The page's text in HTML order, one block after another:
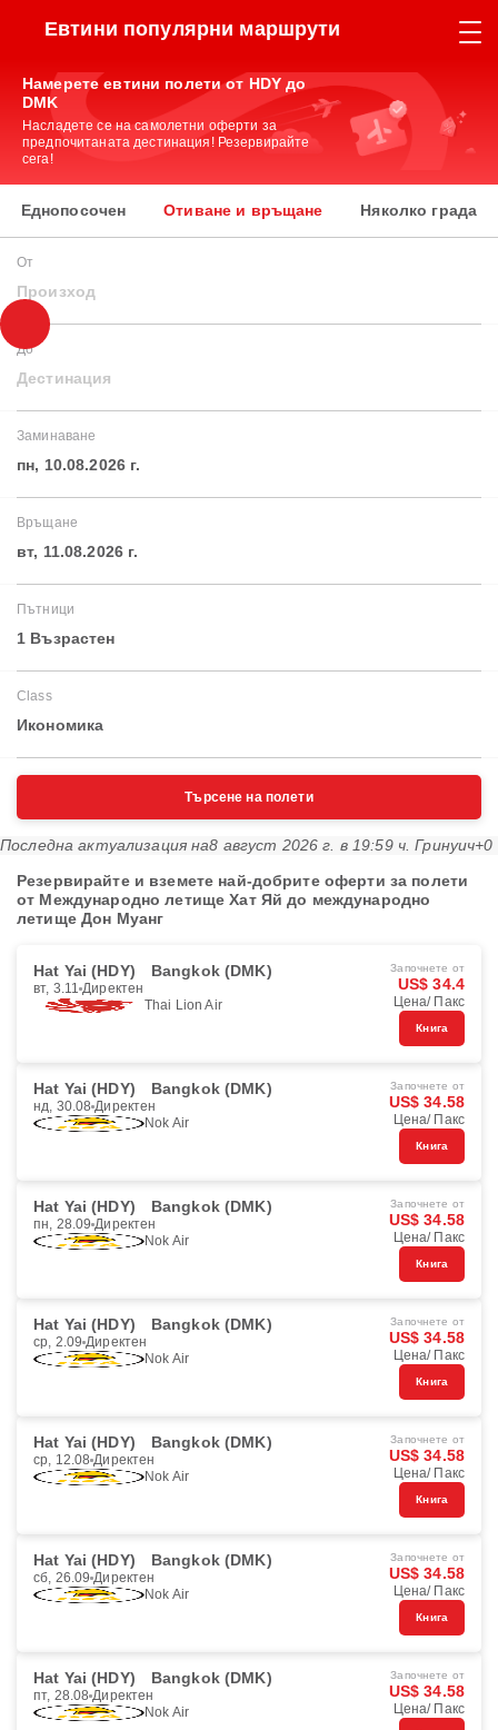
Евтини популярни маршрути
Намерете евтини полети от HDY до
DMK
Насладете се на самолетни оферти за
предпочитаната дестинация! Резервирайте
сега!
Еднопосочен Отиване и връщане Няколко града
От
Произход
До
Дестинация
Заминаване
пн, 10.08.2026 г.
Връщане
вт, 11.08.2026 г.
Пътници
1 Възрастен
Class
Икономика
Търсене на полети
Последна актуализация на8 август 2026 г. в 19:59 ч. Гринуич+0
Резервирайте и вземете най-добрите оферти за полети
от Международно летище Хат Яй до международно
летище Дон Муанг
Hat Yai (HDY) Bangkok (DMK)
вт, 3.11 Директен
Thai Lion Air
Започнете от
US$ 34.4
Цена/ Пакс
Книга
Hat Yai (HDY) Bangkok (DMK)
нд, 30.08 Директен
Nok Air
Започнете от
US$ 34.58
Цена/ Пакс
Книга
Hat Yai (HDY) Bangkok (DMK)
пн, 28.09 Директен
Nok Air
Започнете от
US$ 34.58
Цена/ Пакс
Книга
Hat Yai (HDY) Bangkok (DMK)
ср, 2.09 Директен
Nok Air
Започнете от
US$ 34.58
Цена/ Пакс
Книга
Hat Yai (HDY) Bangkok (DMK)
ср, 12.08 Директен
Nok Air
Започнете от
US$ 34.58
Цена/ Пакс
Книга
Hat Yai (HDY) Bangkok (DMK)
сб, 26.09 Директен
Nok Air
Започнете от
US$ 34.58
Цена/ Пакс
Книга
Hat Yai (HDY) Bangkok (DMK)
пт, 28.08 Директен
Nok Air
Започнете от
US$ 34.58
Цена/ Пакс